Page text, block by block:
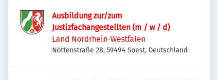
Ausbildung zur/zum
Justizfachangestellten (m / w / d)
Land Nordrhein-Westfalen
Nöttenstraße 28, 59494 Soest, Deutschland